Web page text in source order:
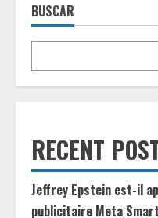
BUSCAR
RECENT
Jeffrey Epstein est-il
publicitaire Meta